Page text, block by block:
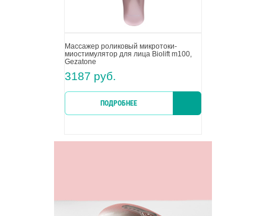
Массажер роликовый микротоки-
миостимулятор для лица Biolift m100,
Gezatone
3187 руб.
ПОДРОБНЕЕ